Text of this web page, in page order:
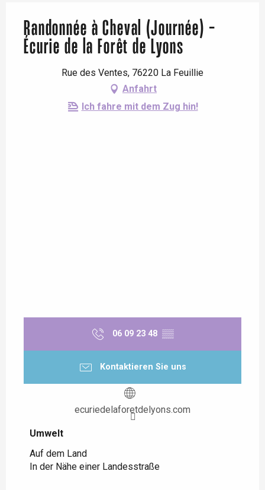
Randonnée à Cheval (Journée) -
Écurie de la Forêt de Lyons
Rue des Ventes, 76220 La Feuillie
Anfahrt
Ich fahre mit dem Zug hin!
06 09 23 48 ▒▒
Kontaktieren Sie uns
ecuriedelaforetdelyons.com
Umwelt
Umwelt
Auf dem Land
In der Nähe einer Landesstraße